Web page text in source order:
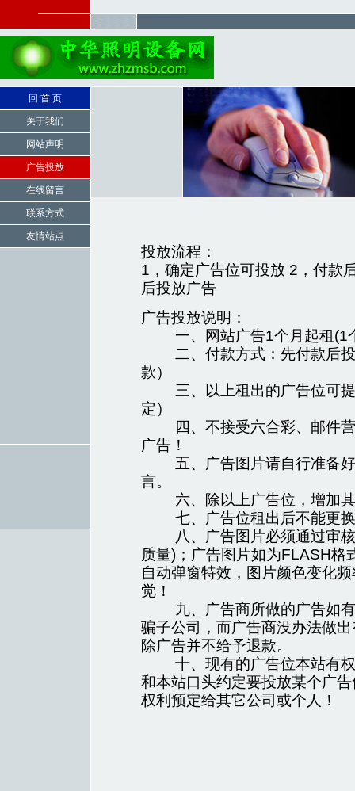
回 首 页
关于我们
网站声明
广告投放
在线留言
联系方式
友情站点
投放流程：
1，确定广告位可投放 2，付款
后投放广告
广告投放说明：
一、网站广告1个月起租(1
二、付款方式：先付款后投
款）
三、以上租出的广告位可提
定）
四、不接受六合彩、邮件营
广告！
五、广告图片请自行准备好
言。
六、除以上广告位，增加其
七、广告位租出后不能更换
八、广告图片必须通过审核
质量)；广告图片如为FLASH格
自动弹窗特效，图片颜色变化
觉！
九、广告商所做的广告如有
骗子公司，而广告商没办法做
除广告并不给予退款。
十、现有的广告位本站有权
和本站口头约定要投放某个广
权利预定给其它公司或个人！